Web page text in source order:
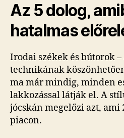
Az 5 dolog,
hatalmas
Irodai székek és bútorok
technikának
ma már mindig, minden
lakkozással látják el. A
jócskán megelőzi azt, ami
piacon.